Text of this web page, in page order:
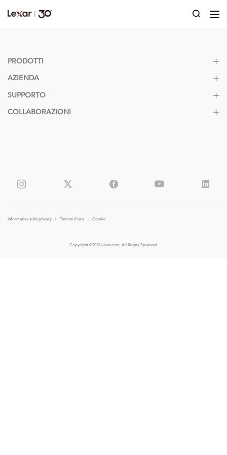
PRODOTTI
AZIENDA
SUPPORTO
COLLABORAZIONI
Informativa sulla privacy | Termini d'uso | Cookie
Copyright ©2026 Lexar.com. All Rights Reserved.